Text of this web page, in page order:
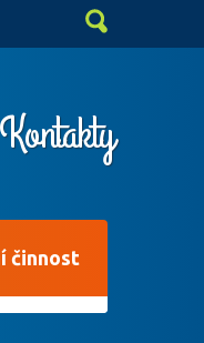
Kontakty
činnost